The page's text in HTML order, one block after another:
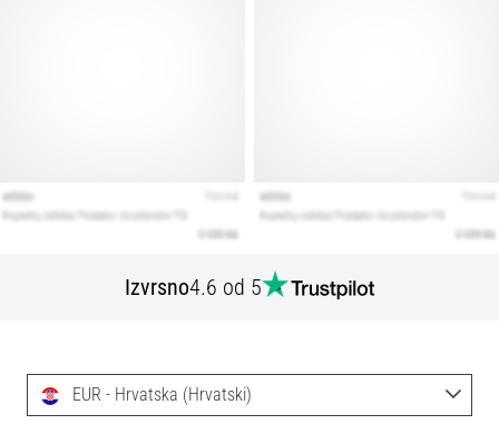
Izvrsno4.6 od 5
EUR - Hrvatska (Hrvatski)